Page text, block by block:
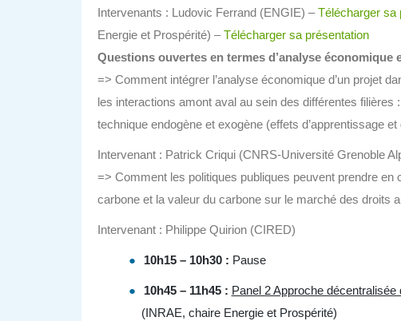
Intervenants : Ludovic Ferrand (ENGIE) –Télécharger sa
Energie et Prospérité) –Télécharger sa présentation
Questions ouvertes en termes d’analyse économique
=> Comment intégrer l’analyse économique d’un projet
les interactions amont aval au sein des différentes
technique endogène et exogène (effets d’apprentissage
Intervenant : Patrick Criqui (CNRS-Université Grenoble
=> Comment les politiques publiques peuvent prendre en
carbone et la valeur du carbone sur le marché des droits
Intervenant : Philippe Quirion (CIRED)
10h15 – 10h30 : Pause
10h45 – 11h45 : Panel 2 Approche décentralisée
(INRAE, chaire Energie et Prospérité)